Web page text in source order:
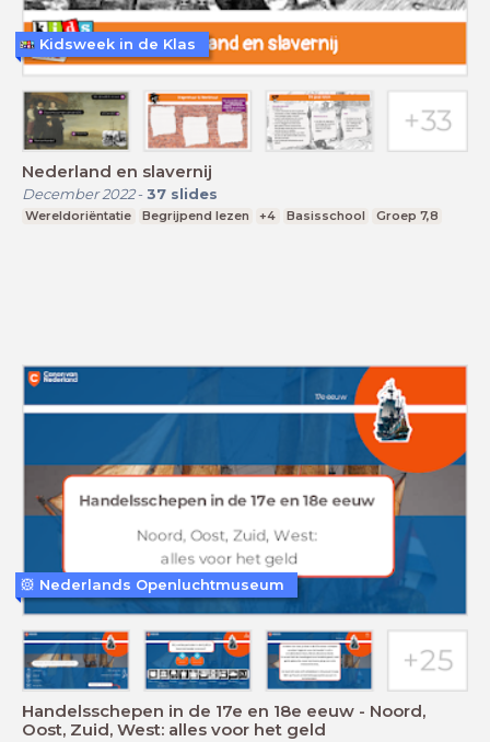
Nederland en slavernij
December 2022- 37 slides
Wereldoriëntatie Begrijpend lezen +4 Basisschool Groep 7,8
Kidsweek in de Klas
Handelsschepen in de 17e en 18e eeuw - Noord,
Oost, Zuid, West: alles voor het geld
Nederlands Openluchtmuseum